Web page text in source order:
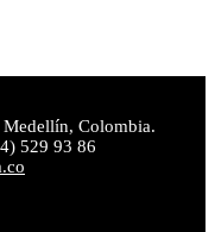
Colombia.
529 93 86